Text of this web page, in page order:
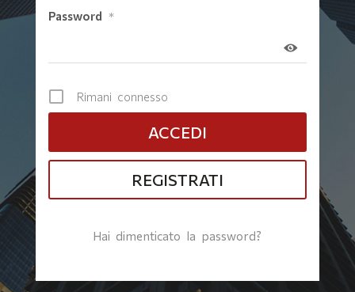
Password *
Rimani connesso
REGISTRATI
Hai dimenticato la password?